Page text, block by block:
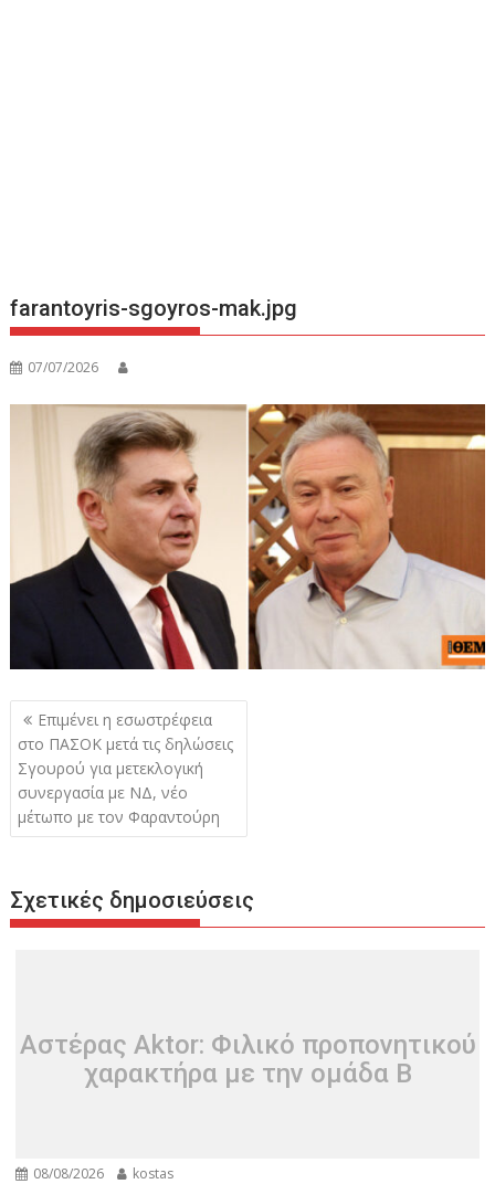
farantoyris-sgoyros-mak.jpg
07/07/2026
Πλοήγηση
άρθρων
Επιμένει η εσωστρέφεια
στο ΠΑΣΟΚ μετά τις δηλώσεις
Σγουρού για μετεκλογική
συνεργασία με ΝΔ, νέο
μέτωπο με τον Φαραντούρη
Σχετικές δημοσιεύσεις
Αστέρας Aktor: Φιλικό προπονητικού
χαρακτήρα με την ομάδα Β
08/08/2026 kostas